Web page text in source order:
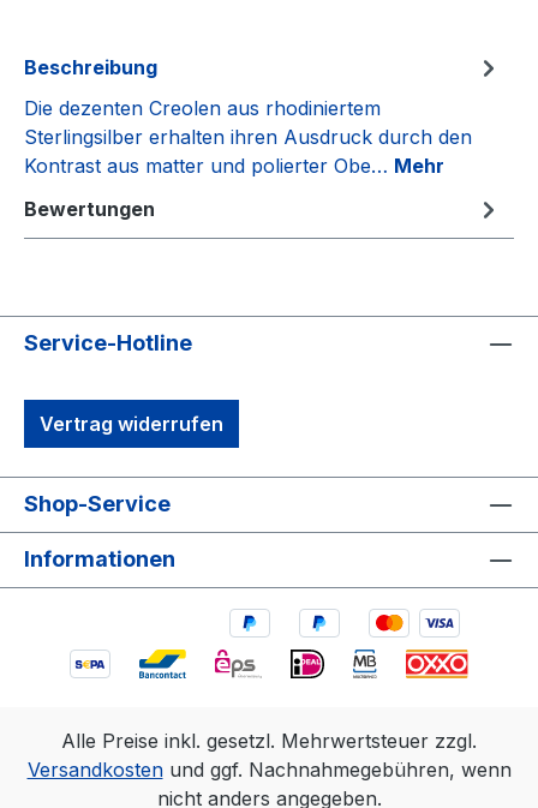
Beschreibung
Die dezenten Creolen aus rhodiniertem
Sterlingsilber erhalten ihren Ausdruck durch den
Kontrast aus matter und polierter Obe… Mehr
Bewertungen
Service-Hotline
Vertrag widerrufen
Shop-Service
Informationen
Alle Preise inkl. gesetzl. Mehrwertsteuer zzgl.
Versandkostenund ggf. Nachnahmegebühren, wenn
nicht anders angegeben.